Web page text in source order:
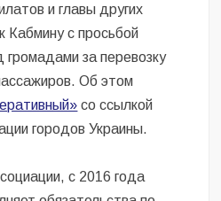
не дестабілізувати ситуацію
и главы других
Кабмину с просьбой
громадами за перевозку
Об этом
со ссылкой
городов Украины.
с 2016 года